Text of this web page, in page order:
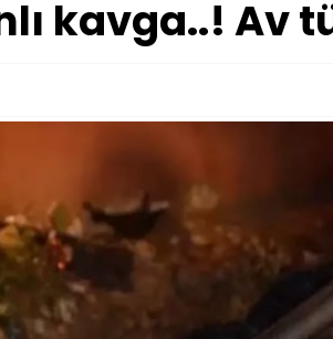
kavga..! Av